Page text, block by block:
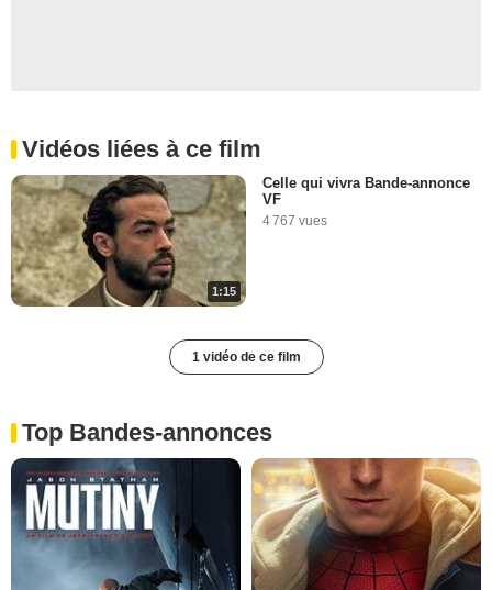
Vidéos liées à ce film
1:15
Celle qui vivra Bande-annonce
VF
4 767 vues
1 vidéo de ce film
Top Bandes-annonces